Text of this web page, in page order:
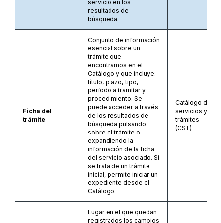
servicio en los
resultados de
búsqueda.
Ficha del
trámite
Conjunto de información
esencial sobre un
trámite que
encontramos en el
Catálogo y que incluye:
título, plazo, tipo,
período a tramitar y
procedimiento. Se
puede acceder a través
de los resultados de
búsqueda pulsando
sobre el trámite o
expandiendo la
información de la ficha
del servicio asociado. Si
se trata de un trámite
inicial, permite iniciar un
expediente desde el
Catálogo.
Catálogo de
servicios y
trámites
(CST)
Lugar en el que quedan
registrados los cambios